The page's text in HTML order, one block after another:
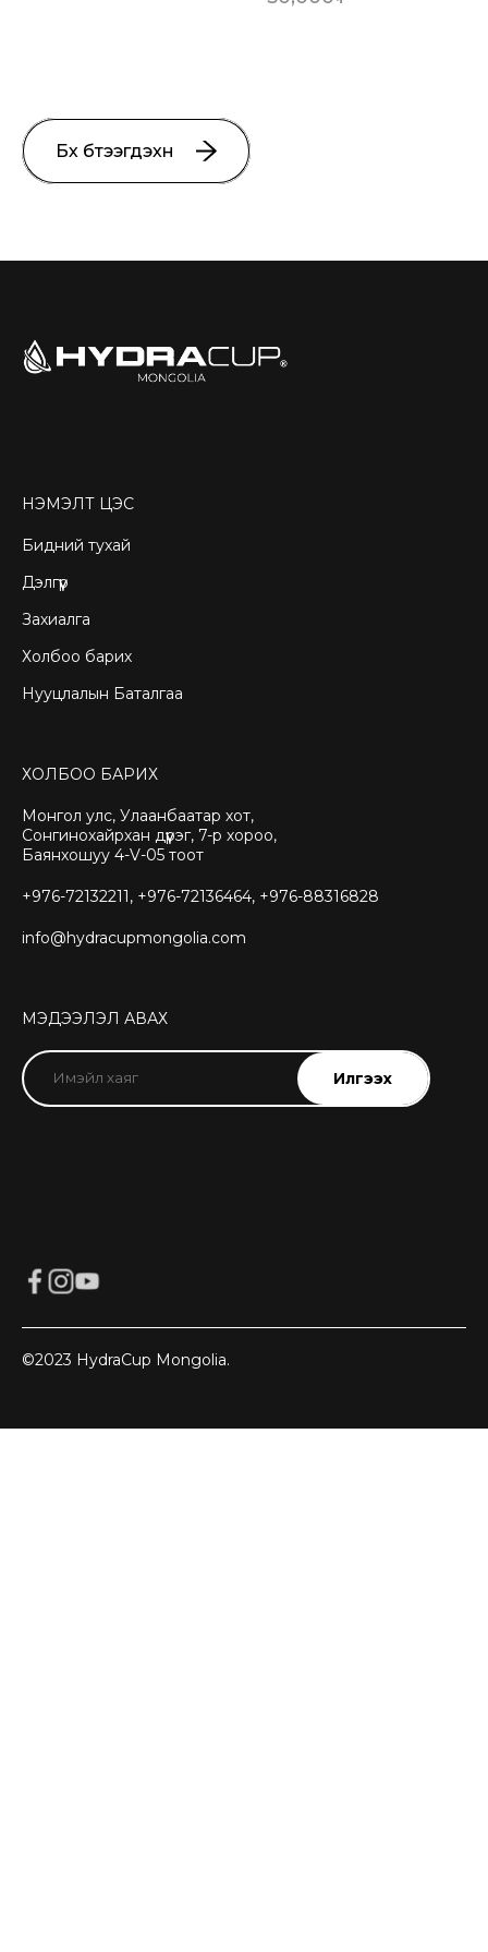
Бүх бүтээгдэхүүн
ХОЛБОО БАРИХ
Монгол улс, Улаанбаатар хот,
Сонгинохайрхан дүүрэг, 7-р хороо,
Баянхошуу 4-V-05 тоот
+976-72132211, +976-72136464, +976-88316828
info@hydracupmongolia.com
НЭМЭЛТ ЦЭС
Бидний тухай
Дэлгүүр
Захиалга
Холбоо барих
Нууцлалын Баталгаа
МЭДЭЭЛЭЛ АВАХ
©2023 HydraCup Mongolia.